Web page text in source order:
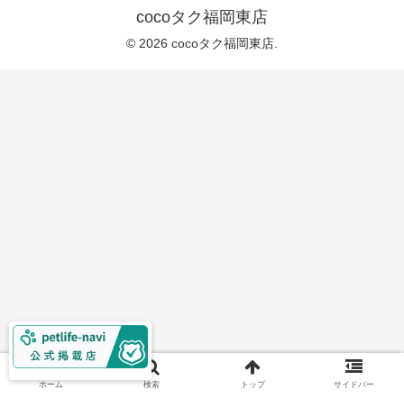
cocoタク福岡東店
© 2026 cocoタク福岡東店.
ホーム 検索 トップ サイドバー